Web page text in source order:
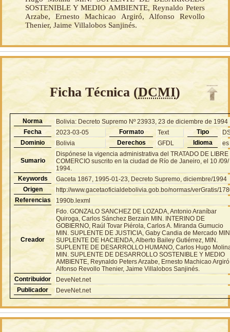
SOSTENIBLE Y MEDIO AMBIENTE, Reynaldo Peters
Arzabe, Ernesto Machicao Argiró, Alfonso Revollo
Thenier, Jaime Villalobos Sanjinés.
Ficha Técnica (DCMI)
Norma
Bolivia: Decreto Supremo Nº 23933, 23 de diciembre de 1994
Fecha
2023-03-05 Formato Text Tipo
Dominio
Bolivia Derechos GFDL Idioma es
Sumario
Dispónese la vigencia administrativa del TRATADO DE LIBRE
COMERCIO suscrito en la ciudad de Río de Janeiro, el 10 /09/
1994.
Keywords
Gaceta 1867, 1995-01-23, Decreto Supremo, diciembre/1994
Origen
http://www.gacetaoficialdebolivia.gob.bo/normas/verGratis/
Referencias
1990b.lexml
Creador
Fdo. GONZALO SANCHEZ DE LOZADA, Antonio Araníbar
Quiroga, Carlos Sánchez Berzain MIN. INTERINO DE
GOBIERNO, Raúl Tovar Piérola, Carlos A. Miranda Gumucio
MIN. SUPLENTE DE JUSTICIA, Gaby Candia de Mercado
SUPLENTE DE HACIENDA, Alberto Bailey Gutiérrez, MIN.
SUPLENTE DE DESARROLLO HUMANO, Carlos Hugo
MIN. SUPLENTE DE DESARROLLO SOSTENIBLE Y MEDIO
AMBIENTE, Reynaldo Peters Arzabe, Ernesto Machicao
Alfonso Revollo Thenier, Jaime Villalobos Sanjinés.
Contribuidor
DeveNet.net
Publicador
DeveNet.net